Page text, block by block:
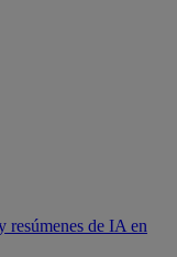
resúmenes de IA en